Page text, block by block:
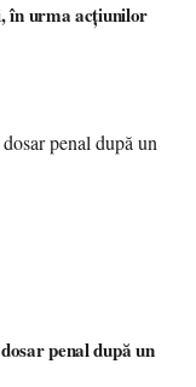
în urma acțiunilor
penal după un